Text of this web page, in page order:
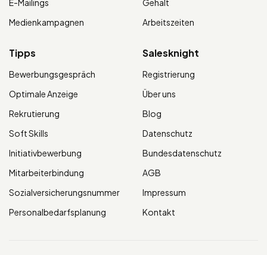
E-Mailings
Medienkampagnen
Gehalt
Arbeitszeiten
Tipps
Bewerbungsgespräch
Optimale Anzeige
Rekrutierung
Soft Skills
Initiativbewerbung
Mitarbeiterbindung
Sozialversicherungsnummer
Personalbedarfsplanung
Salesknight
Registrierung
Über uns
Blog
Datenschutz
Bundesdatenschutz
AGB
Impressum
Kontakt